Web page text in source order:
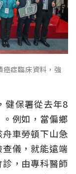
癌症臨床資料，強
健保署從去年8
例如，當偏鄉
車勞頓下山急
儀，就能遠端
，由專科醫師